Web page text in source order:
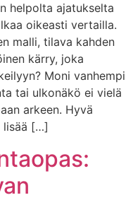
helpolta ajatukselta
oikeasti vertailla.
malli, tilava kahden
kärry, joka
Moni vanhempi
tai ulkonäkö ei vielä
arkeen. Hyvä
lisää […]